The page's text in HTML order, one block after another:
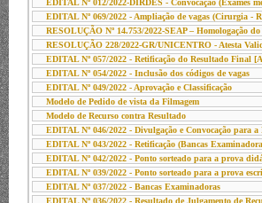
EDITAL Nº 012/2022-DIRDES - Convocação (Exames
EDITAL Nº 069/2022 - Ampliação de vagas (Cirurgia -
RESOLUÇÃO Nº 14.753/2022-SEAP – Homologação
RESOLUÇÃO 228/2022-GR/UNICENTRO - Atesta
EDITAL Nº 057/2022 - Retificação do Resultado Final
EDITAL Nº 054/2022 - Inclusão dos códigos de vagas
EDITAL Nº 049/2022 - Aprovação e Classificação
Modelo de Pedido de vista da Filmagem
Modelo de Recurso contra Resultado
EDITAL Nº 046/2022 - Divulgação e Convocação para
EDITAL Nº 043/2022 - Retificação (Bancas
EDITAL Nº 042/2022 - Ponto sorteado para a prova
EDITAL Nº 039/2022 - Ponto sorteado para a prova
EDITAL Nº 037/2022 - Bancas Examinadoras
EDITAL Nº 036/2022 - Resultado de Julgamento de